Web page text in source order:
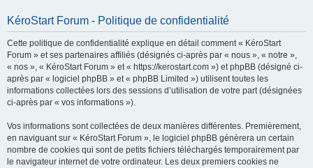
KéroStart Forum - Politique de confidentialité
Cette politique de confidentialité explique en détail comment « KéroStart
Forum » et ses partenaires affiliés (désignés ci-après par « nous », « notre »,
« nos », « KéroStart Forum » et « https://kerostart.com ») et phpBB (désigné ci-
après par « logiciel phpBB » et « phpBB Limited ») utilisent toutes les
informations collectées lors des sessions d’utilisation de votre part (désignées
ci-après par « vos informations »).
Vos informations sont collectées de deux manières différentes. Premièrement,
en naviguant sur « KéroStart Forum », le logiciel phpBB génèrera un certain
nombre de cookies qui sont de petits fichiers téléchargés temporairement par
le navigateur internet de votre ordinateur. Les deux premiers cookies ne